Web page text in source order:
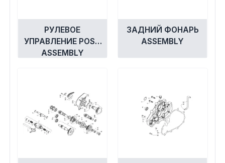
РУЛЕВОЕ
УПРАВЛЕНИЕ POST
ASSEMBLY
ЗАДНИЙ ФОНАРЬ
ASSEMBLY